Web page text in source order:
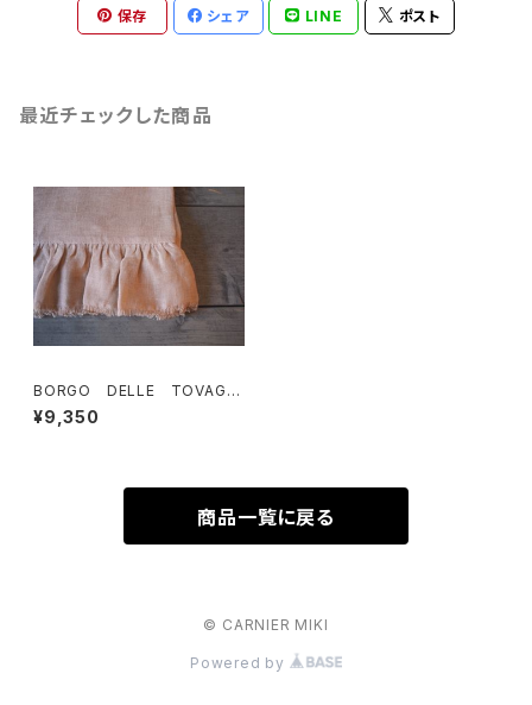
保存 シェア LINE ポスト
最近チェックした商品
BORGO DELLE TOVAGLI
E リネンガーゼストール
¥9,350
商品一覧に戻る
© CARNIER MIKI
Powered by